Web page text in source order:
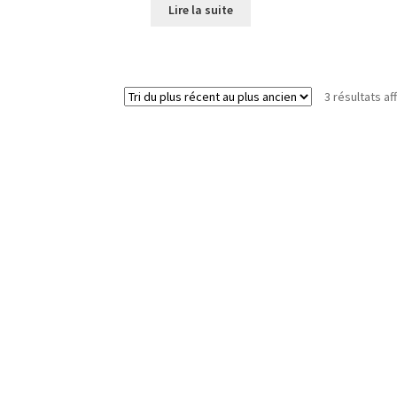
Lire la suite
3 résultats